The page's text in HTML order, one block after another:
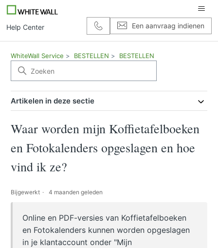
Help Center Een aanvraag indienen
WhiteWall Service BESTELLEN BESTELLEN
Artikelen in deze sectie
Waar worden mijn Koffietafelboeken
en Fotokalenders opgeslagen en hoe
vind ik ze?
Bijgewerkt 4 maanden geleden
Online en PDF-versies van Koffietafelboeken
en Fotokalenders kunnen worden opgeslagen
in je klantaccount onder "Mijn